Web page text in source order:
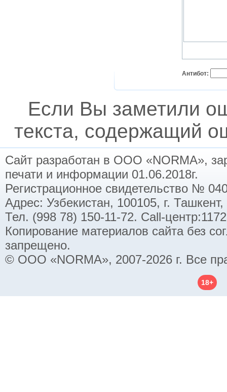
Антибот:
Если Вы заметили
текста, содержащий
Сайт разработан в ООО «NORMA»,
печати и информации 01.06.2018г.
Регистрационное свидетельство №
Адрес: Узбекистан, 100105, г.
Тел. (998 78) 150-11-72. Call-
Копирование материалов сайта без
запрещено.
© ООО «NORMA», 2007-2026 г. Все
18+